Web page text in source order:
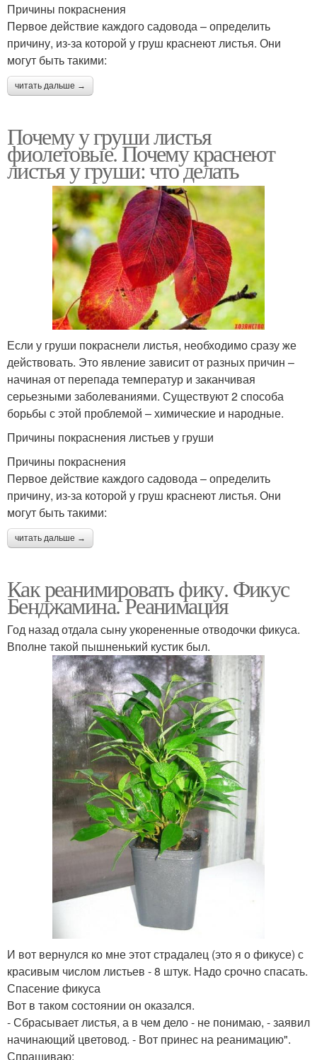
Причины покраснения
Первое действие каждого садовода – определить
причину, из-за которой у груш краснеют листья. Они
могут быть такими:
читать дальше →
Почему у груши листья
фиолетовые. Почему краснеют
листья у груши: что делать
Если у груши покраснели листья, необходимо сразу же
действовать. Это явление зависит от разных причин –
начиная от перепада температур и заканчивая
серьезными заболеваниями. Существуют 2 способа
борьбы с этой проблемой – химические и народные.
Причины покраснения листьев у груши
Причины покраснения
Первое действие каждого садовода – определить
причину, из-за которой у груш краснеют листья. Они
могут быть такими:
читать дальше →
Как реанимировать фику. Фикус
Бенджамина. Реанимация
Год назад отдала сыну укорененные отводочки фикуса.
Вполне такой пышненький кустик был.
И вот вернулся ко мне этот страдалец (это я о фикусе) с
красивым числом листьев - 8 штук. Надо срочно спасать.
Спасение фикуса
Вот в таком состоянии он оказался.
- Сбрасывает листья, а в чем дело - не понимаю, - заявил
начинающий цветовод. - Вот принес на реанимацию".
Спрашиваю: